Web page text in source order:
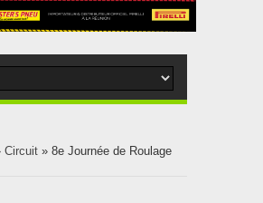
Circuit » 8e Journée de Roulage